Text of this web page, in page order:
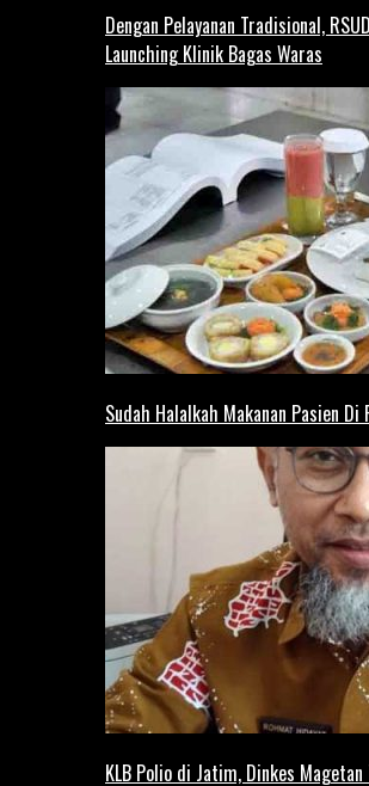
Dengan Pelayanan Tradisional,
Launching Klinik Bagas Waras
Sudah Halalkah Makanan Pasien
KLB Polio di Jatim, Dinkes